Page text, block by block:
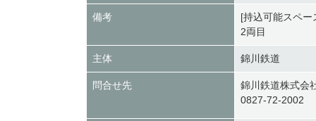
備考
[持込可能スペー
2両目
主体 錦川鉄道
問合せ先
錦川鉄道株式会
0827-72-2002